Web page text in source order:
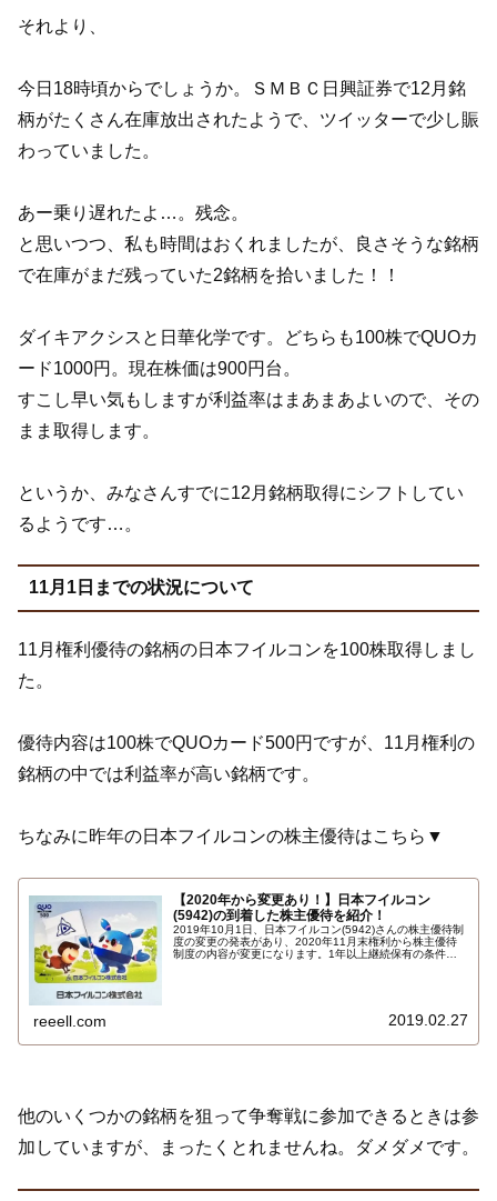
それより、
今日18時頃からでしょうか。ＳＭＢＣ日興証券で12月銘
柄がたくさん在庫放出されたようで、ツイッターで少し賑
わっていました。
あー乗り遅れたよ…。残念。
と思いつつ、私も時間はおくれましたが、良さそうな銘柄
で在庫がまだ残っていた2銘柄を拾いました！！
ダイキアクシスと日華化学です。どちらも100株でQUOカ
ード1000円。現在株価は900円台。
すこし早い気もしますが利益率はまあまあよいので、その
まま取得します。
というか、みなさんすでに12月銘柄取得にシフトしてい
るようです…。
11月1日までの状況について
11月権利優待の銘柄の日本フイルコンを100株取得しまし
た。
優待内容は100株でQUOカード500円ですが、11月権利の
銘柄の中では利益率が高い銘柄です。
ちなみに昨年の日本フイルコンの株主優待はこちら▼
【2020年から変更あり！】日本フイルコン
(5942)の到着した株主優待を紹介！
2019年10月1日、日本フイルコン(5942)さんの株主優待制
度の変更の発表があり、2020年11月末権利から株主優待
制度の内容が変更になります。1年以上継続保有の条件と
reeell.com 2019.02.27
他のいくつかの銘柄を狙って争奪戦に参加できるときは参
加していますが、まったくとれませんね。ダメダメです。